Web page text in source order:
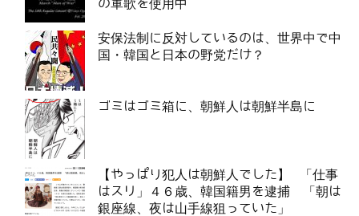
の軍歌を使用中
安保法制に反対しているのは、世界中で中
国・韓国と日本の野党だけ？
ゴミはゴミ箱に、朝鮮人は朝鮮半島に
【やっぱり犯人は朝鮮人でした】 「仕事
はスリ」４６歳、韓国籍男を逮捕 「朝は
銀座線、夜は山手線狙っていた」